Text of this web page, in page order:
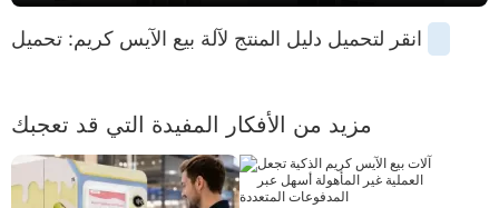
مزيد من الأفكار المفيدة التي قد تعجبك